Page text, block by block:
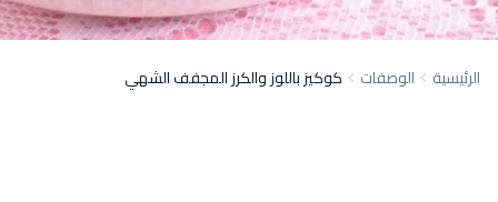
الرئيسية الوصفات كوكيز باللوز والكرز المجفف الشهي